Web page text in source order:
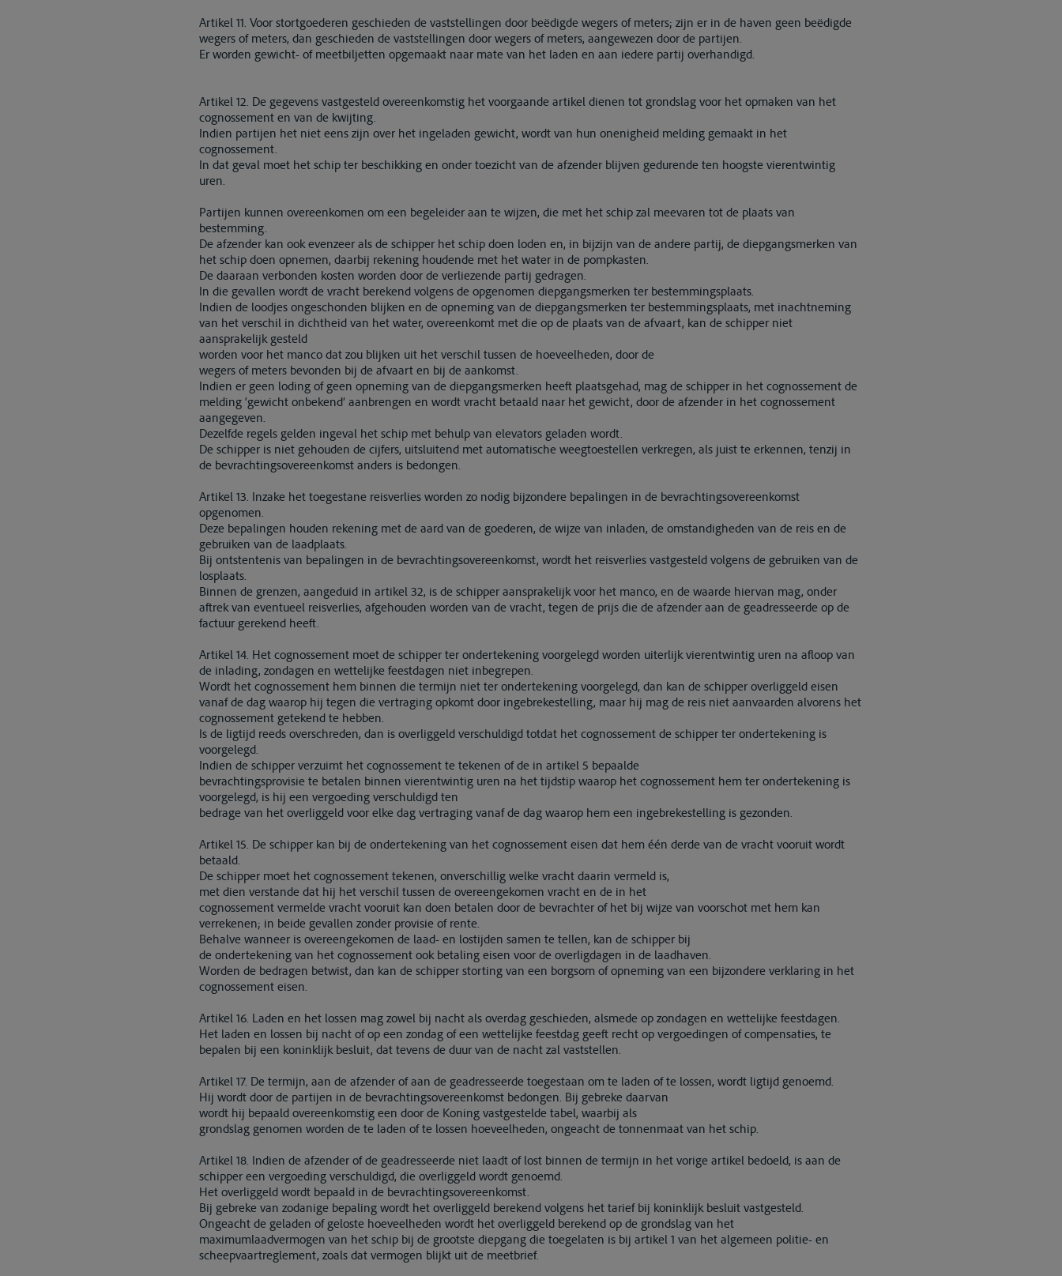
Artikel 11. Voor stortgoederen geschieden de vaststellingen door beëdigde wegers of meters; zijn er in de haven geen beëdigde
wegers of meters, dan geschieden de vaststellingen door wegers of meters, aangewezen door de partijen.
Er worden gewicht- of meetbiljetten opgemaakt naar mate van het laden en aan iedere partij overhandigd.
Artikel 12. De gegevens vastgesteld overeenkomstig het voorgaande artikel dienen tot grondslag voor het opmaken van het
cognossement en van de kwijting.
Indien partijen het niet eens zijn over het ingeladen gewicht, wordt van hun onenigheid melding gemaakt in het
cognossement.
In dat geval moet het schip ter beschikking en onder toezicht van de afzender blijven gedurende ten hoogste vierentwintig
uren.
Partijen kunnen overeenkomen om een begeleider aan te wijzen, die met het schip zal meevaren tot de plaats van
bestemming.
De afzender kan ook evenzeer als de schipper het schip doen loden en, in bijzijn van de andere partij, de diepgangsmerken van
het schip doen opnemen, daarbij rekening houdende met het water in de pompkasten.
De daaraan verbonden kosten worden door de verliezende partij gedragen.
In die gevallen wordt de vracht berekend volgens de opgenomen diepgangsmerken ter bestemmingsplaats.
Indien de loodjes ongeschonden blijken en de opneming van de diepgangsmerken ter bestemmingsplaats, met inachtneming
van het verschil in dichtheid van het water, overeenkomt met die op de plaats van de afvaart, kan de schipper niet
aansprakelijk gesteld
worden voor het manco dat zou blijken uit het verschil tussen de hoeveelheden, door de
wegers of meters bevonden bij de afvaart en bij de aankomst.
Indien er geen loding of geen opneming van de diepgangsmerken heeft plaatsgehad, mag de schipper in het cognossement de
melding ‘gewicht onbekend’ aanbrengen en wordt vracht betaald naar het gewicht, door de afzender in het cognossement
aangegeven.
Dezelfde regels gelden ingeval het schip met behulp van elevators geladen wordt.
De schipper is niet gehouden de cijfers, uitsluitend met automatische weegtoestellen verkregen, als juist te erkennen, tenzij in
de bevrachtingsovereenkomst anders is bedongen.
Artikel 13. Inzake het toegestane reisverlies worden zo nodig bijzondere bepalingen in de bevrachtingsovereenkomst
opgenomen.
Deze bepalingen houden rekening met de aard van de goederen, de wijze van inladen, de omstandigheden van de reis en de
gebruiken van de laadplaats.
Bij ontstentenis van bepalingen in de bevrachtingsovereenkomst, wordt het reisverlies vastgesteld volgens de gebruiken van de
losplaats.
Binnen de grenzen, aangeduid in artikel 32, is de schipper aansprakelijk voor het manco, en de waarde hiervan mag, onder
aftrek van eventueel reisverlies, afgehouden worden van de vracht, tegen de prijs die de afzender aan de geadresseerde op de
factuur gerekend heeft.
Artikel 14. Het cognossement moet de schipper ter ondertekening voorgelegd worden uiterlijk vierentwintig uren na afloop van
de inlading, zondagen en wettelijke feestdagen niet inbegrepen.
Wordt het cognossement hem binnen die termijn niet ter ondertekening voorgelegd, dan kan de schipper overliggeld eisen
vanaf de dag waarop hij tegen die vertraging opkomt door ingebrekestelling, maar hij mag de reis niet aanvaarden alvorens het
cognossement getekend te hebben.
Is de ligtijd reeds overschreden, dan is overliggeld verschuldigd totdat het cognossement de schipper ter ondertekening is
voorgelegd.
Indien de schipper verzuimt het cognossement te tekenen of de in artikel 5 bepaalde
bevrachtingsprovisie te betalen binnen vierentwintig uren na het tijdstip waarop het cognossement hem ter ondertekening is
voorgelegd, is hij een vergoeding verschuldigd ten
bedrage van het overliggeld voor elke dag vertraging vanaf de dag waarop hem een ingebrekestelling is gezonden.
Artikel 15. De schipper kan bij de ondertekening van het cognossement eisen dat hem één derde van de vracht vooruit wordt
betaald.
De schipper moet het cognossement tekenen, onverschillig welke vracht daarin vermeld is,
met dien verstande dat hij het verschil tussen de overeengekomen vracht en de in het
cognossement vermelde vracht vooruit kan doen betalen door de bevrachter of het bij wijze van voorschot met hem kan
verrekenen; in beide gevallen zonder provisie of rente.
Behalve wanneer is overeengekomen de laad- en lostijden samen te tellen, kan de schipper bij
de ondertekening van het cognossement ook betaling eisen voor de overligdagen in de laadhaven.
Worden de bedragen betwist, dan kan de schipper storting van een borgsom of opneming van een bijzondere verklaring in het
cognossement eisen.
Artikel 16. Laden en het lossen mag zowel bij nacht als overdag geschieden, alsmede op zondagen en wettelijke feestdagen.
Het laden en lossen bij nacht of op een zondag of een wettelijke feestdag geeft recht op vergoedingen of compensaties, te
bepalen bij een koninklijk besluit, dat tevens de duur van de nacht zal vaststellen.
Artikel 17. De termijn, aan de afzender of aan de geadresseerde toegestaan om te laden of te lossen, wordt ligtijd genoemd.
Hij wordt door de partijen in de bevrachtingsovereenkomst bedongen. Bij gebreke daarvan
wordt hij bepaald overeenkomstig een door de Koning vastgestelde tabel, waarbij als
grondslag genomen worden de te laden of te lossen hoeveelheden, ongeacht de tonnenmaat van het schip.
Artikel 18. Indien de afzender of de geadresseerde niet laadt of lost binnen de termijn in het vorige artikel bedoeld, is aan de
schipper een vergoeding verschuldigd, die overliggeld wordt genoemd.
Het overliggeld wordt bepaald in de bevrachtingsovereenkomst.
Bij gebreke van zodanige bepaling wordt het overliggeld berekend volgens het tarief bij koninklijk besluit vastgesteld.
Ongeacht de geladen of geloste hoeveelheden wordt het overliggeld berekend op de grondslag van het
maximumlaadvermogen van het schip bij de grootste diepgang die toegelaten is bij artikel 1 van het algemeen politie- en
scheepvaartreglement, zoals dat vermogen blijkt uit de meetbrief.